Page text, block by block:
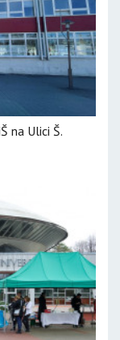
na Ulici Š.